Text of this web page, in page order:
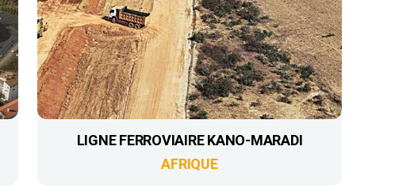
LIGNE FERROVIAIRE KANO-MARADI
AFRIQUE